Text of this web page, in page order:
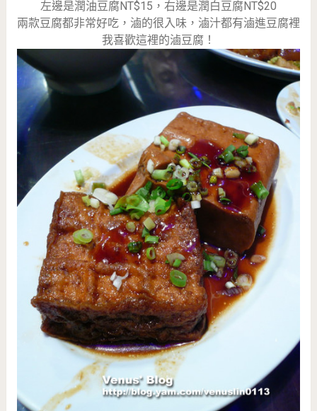
左邊是潤油豆腐NT$15，右邊是潤白豆腐NT$20
兩款豆腐都非常好吃，滷的很入味，滷汁都有滷進豆腐裡
我喜歡這裡的滷豆腐！